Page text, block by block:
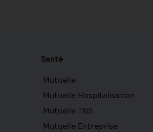
Santé
Mutuelle
Mutuelle Hospitalisation
Mutuelle TNS
Mutuelle Entreprise